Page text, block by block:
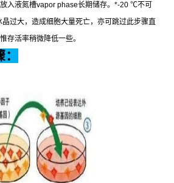
入液氮槽vapor phase长期储存。 *-20 ℃不可
晶过大，造成细胞大量死亡，亦可跳过此步骤直
存活率稍微降低一些。